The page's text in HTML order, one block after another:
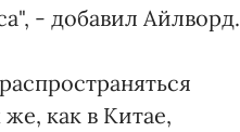
- добавил Айлворд.
как в Китае,